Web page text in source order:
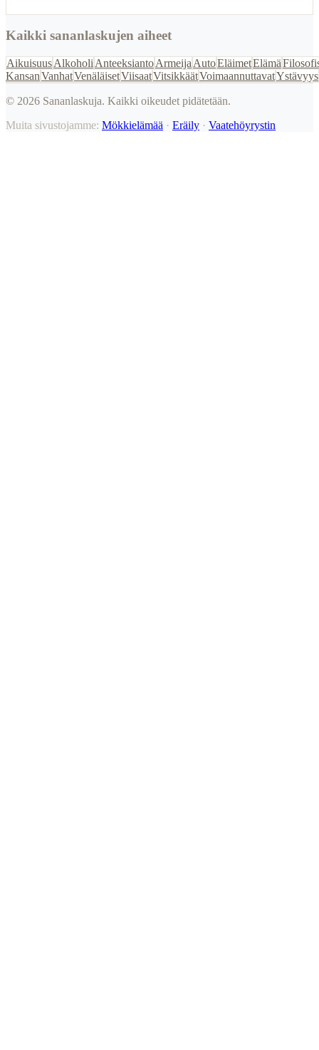
Kaikki sananlaskujen aiheet
AikuisuusAlkoholi AnteeksiantoArmeija AutoEläimetElämä
KansanVanhatVenäläisetViisaatVitsikkäätVoimaannuttavatYstävyys
© 2026 Sananlaskuja. Kaikki oikeudet pidätetään.
Muita sivustojamme: Mökkielämää · Eräily · Vaatehöyrystin